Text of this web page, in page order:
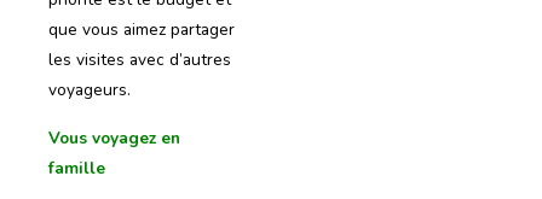
que vous aimez partager
les visites avec d’autres
voyageurs.
Vous voyagez en
famille